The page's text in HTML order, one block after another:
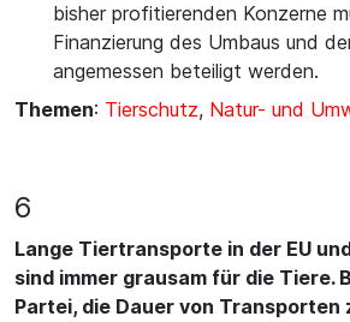
bisher profitierenden Konzerne
Finanzierung des Umbaus und
angemessen beteiligt werden.
Themen: Tierschutz, Natur- und
6
Lange Tiertransporte in der EU
sind immer grausam für die Tiere.
Partei, die Dauer von Transporten